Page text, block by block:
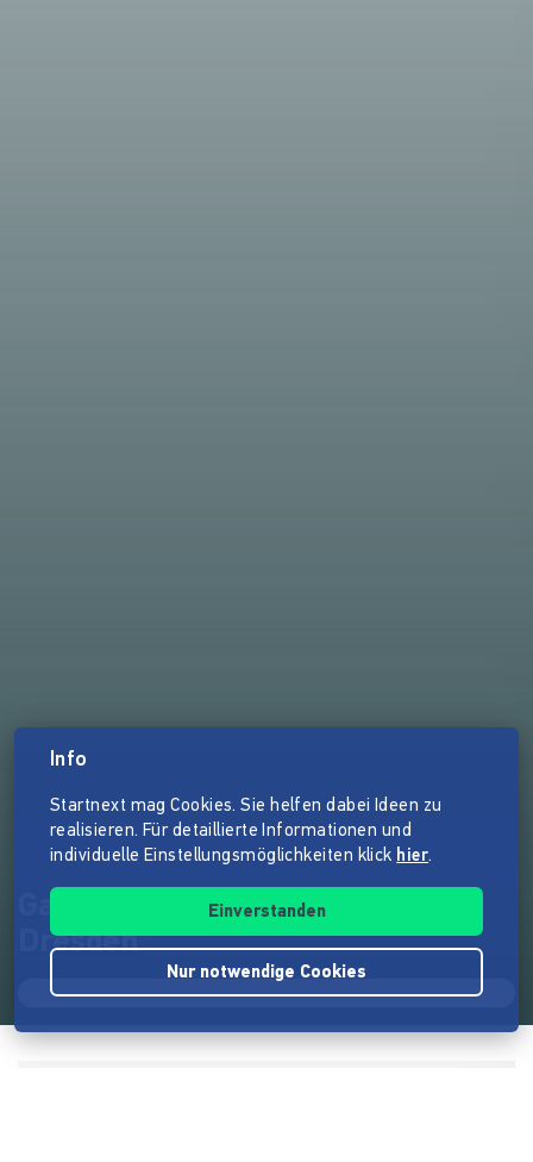
Galerie Komische Meister
Dresden
Info
Startnext mag Cookies. Sie helfen dabei Ideen zu
realisieren. Für detaillierte Informationen und
individuelle Einstellungsmöglichkeiten klick hier.
Einverstanden
Nur notwendige Cookies